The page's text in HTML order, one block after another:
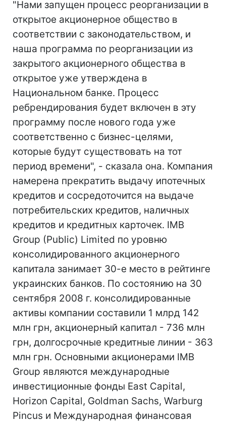
"Нами запущен процесс реорганизации в
открытое акционерное общество в
соответствии с законодательством, и
наша программа по реорганизации из
закрытого акционерного общества в
открытое уже утверждена в
Национальном банке. Процесс
ребрендирования будет включен в эту
программу после нового года уже
соответственно с бизнес-целями,
которые будут существовать на тот
период времени", - сказала она. Компания
намерена прекратить выдачу ипотечных
кредитов и сосредоточится на выдаче
потребительских кредитов, наличных
кредитов и кредитных карточек. IMB
Group (Public) Limited по уровню
консолидированного акционерного
капитала занимает 30-е место в рейтинге
украинских банков. По состоянию на 30
сентября 2008 г. консолидированные
активы компании составили 1 млрд 142
млн грн, акционерный капитал - 736 млн
грн, долгосрочные кредитные линии - 363
млн грн. Основными акционерами IMB
Group являются международные
инвестиционные фонды East Capital,
Horizon Capital, Goldman Sachs, Warburg
Pincus и Международная финансовая